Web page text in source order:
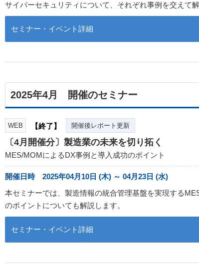
サイバーセキュリティについて、それぞれ事例を交えて解
セミナー・イベント詳細
2025年4月 開催のセミナー
WEB 【終了】 開催後レポート更新
〔4月開催分〕製造業の未来を切り拓く
MES/MOMによるDX事例と導入成功のポイント
開催日時 2025年04月10日 (木) ～ 04月23日 (水)
本セミナーでは、製造情報の統合管理基盤を実現する
のポイントについても解説します。
セミナー・イベント詳細